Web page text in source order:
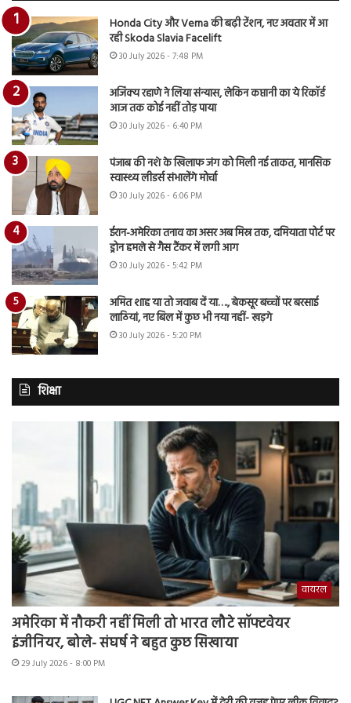
Honda City और Verna की बढ़ी टेंशन, नए अवतार में आ
रही Skoda Slavia Facelift
30 July 2026 - 7:48 PM
अजिंक्य रहाणे ने लिया संन्यास, लेकिन कप्तानी का ये रिकॉर्ड
आज तक कोई नहीं तोड़ पाया
30 July 2026 - 6:40 PM
पंजाब की नशे के खिलाफ जंग को मिली नई ताकत, मानसिक
स्वास्थ्य लीडर्स संभालेंगे मोर्चा
30 July 2026 - 6:06 PM
ईरान-अमेरिका तनाव का असर अब मिस्र तक, दमियाता पोर्ट पर
ड्रोन हमले से गैस टैंकर में लगी आग
30 July 2026 - 5:42 PM
अमित शाह या तो जवाब दें या…., बेकसूर बच्चों पर बरसाई
लाठियां, नए बिल में कुछ भी नया नहीं- खड़गे
30 July 2026 - 5:20 PM
शिक्षा
वायरल
अमेरिका में नौकरी नहीं मिली तो भारत लौटे सॉफ्टवेयर
इंजीनियर, बोले- संघर्ष ने बहुत कुछ सिखाया
29 July 2026 - 8:00 PM